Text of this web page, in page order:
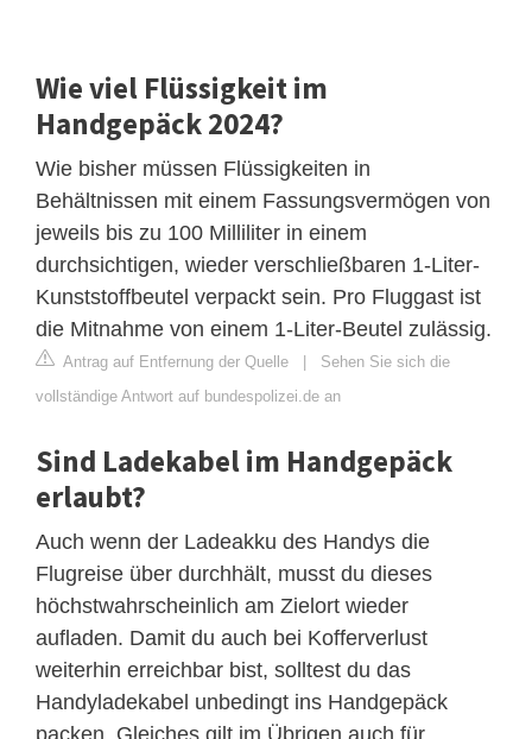
Wie viel Flüssigkeit im
Handgepäck 2024?
Wie bisher müssen Flüssigkeiten in
Behältnissen mit einem Fassungsvermögen von
jeweils bis zu 100 Milliliter in einem
durchsichtigen, wieder verschließbaren 1-Liter-
Kunststoffbeutel verpackt sein. Pro Fluggast ist
die Mitnahme von einem 1-Liter-Beutel zulässig.
Antrag auf Entfernung der Quelle | Sehen Sie sich die
vollständige Antwort auf bundespolizei.de an
Sind Ladekabel im Handgepäck
erlaubt?
Auch wenn der Ladeakku des Handys die
Flugreise über durchhält, musst du dieses
höchstwahrscheinlich am Zielort wieder
aufladen. Damit du auch bei Kofferverlust
weiterhin erreichbar bist, solltest du das
Handyladekabel unbedingt ins Handgepäck
packen. Gleiches gilt im Übrigen auch für